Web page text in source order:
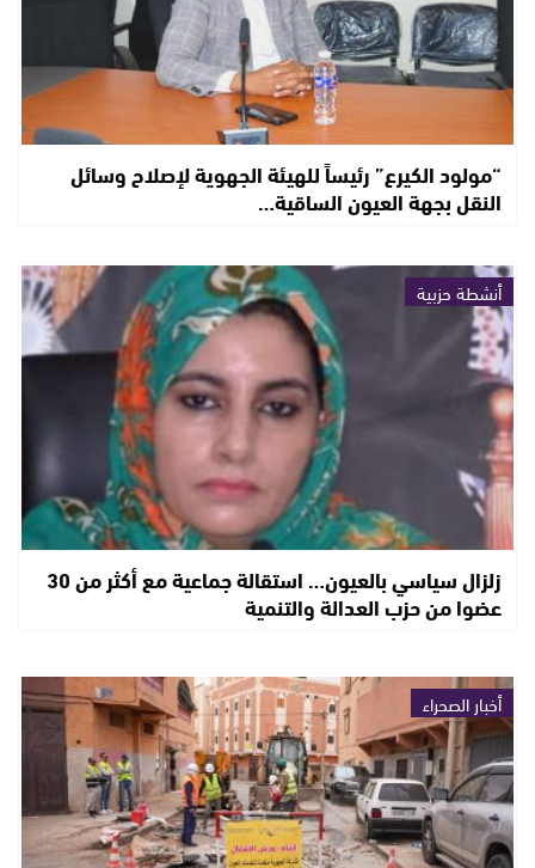
“مولود الكيرع” رئيساً للهيئة الجهوية لإصلاح وسائل
النقل بجهة العيون الساقية…
أنشطة حزبية
زلزال سياسي بالعيون… استقالة جماعية مع أكثر من 30
عضوا من حزب العدالة والتنمية
أخبار الصحراء